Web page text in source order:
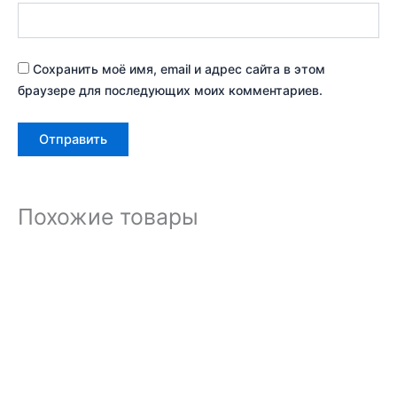
Сохранить моё имя, email и адрес сайта в этом
браузере для последующих моих комментариев.
Похожие товары